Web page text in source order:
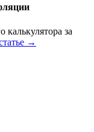
калькулятора за
→